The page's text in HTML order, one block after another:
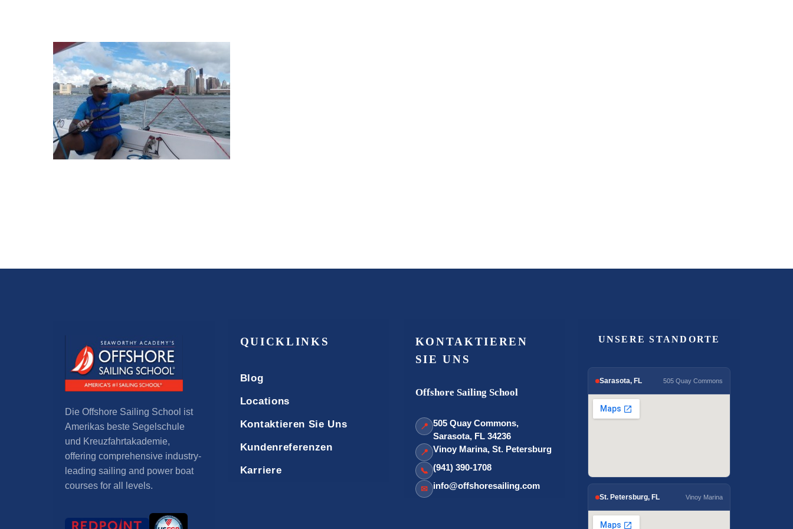
Die Offshore Sailing School ist
Amerikas beste Segelschule
und Kreuzfahrtakademie,
offering comprehensive industry-
leading sailing and power boat
courses for all levels.
QUICKLINKS
Blog
Locations
Kontaktieren Sie Uns
Kundenreferenzen
Karriere
KONTAKTIEREN
SIE UNS
Offshore Sailing School
📍 505 Quay Commons,
Sarasota, FL 34236
📍 Vinoy Marina, St. Petersburg
📞 (941) 390-1708
✉ info@offshoresailing.com
UNSERE STANDORTE
Sarasota, FL 505 Quay Commons
St. Petersburg, FL Vinoy Marina